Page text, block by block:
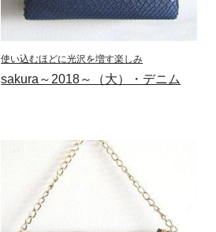
使い込むほどに光沢を増す楽しみ
sakura～2018～（大）・デニム